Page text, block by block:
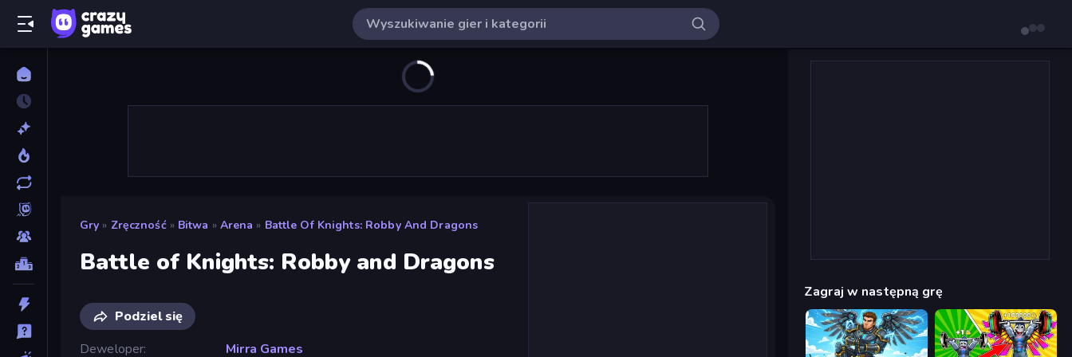
Gry » Zręczność » Bitwa » Arena » Battle Of Knights: Robby And Dragons
Battle of Knights: Robby and Dragons
Podziel się
Deweloper
Mirra Games
Zagraj w następną grę